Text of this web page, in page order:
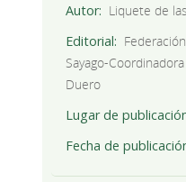
Autor
Liquete de
Editorial
Sayago-
Duero
Lugar de
Fecha de